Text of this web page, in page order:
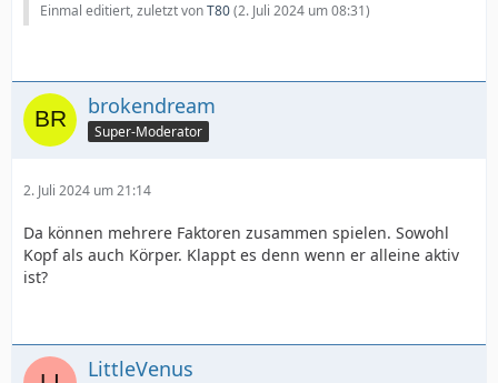
Einmal editiert, zuletzt vonT80(2. Juli 2024 um 08:31)
brokendream
Super-Moderator
2. Juli 2024 um 21:14
Da können mehrere Faktoren zusammen spielen. Sowohl
Kopf als auch Körper. Klappt es denn wenn er alleine aktiv
ist?
LittleVenus